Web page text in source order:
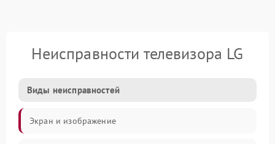
Неисправности телевизора LG
Виды неисправностей
Экран и изображение